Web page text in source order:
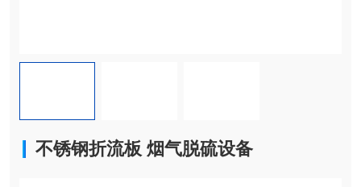
不锈钢折流板 烟气脱硫设备